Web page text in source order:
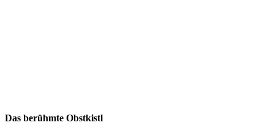
Das berühmte Obstkistl